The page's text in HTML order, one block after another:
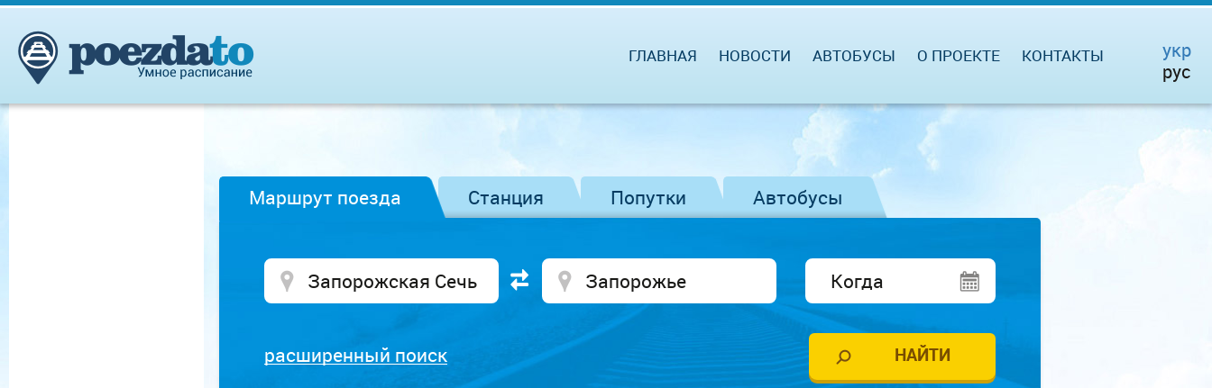
ГЛАВНАЯ НОВОСТИ АВТОБУСЫ О ПРОЕКТЕ КОНТАКТЫ
укр
рус
Маршрут поезда Станция Попутки Автобусы
расширенный поиск